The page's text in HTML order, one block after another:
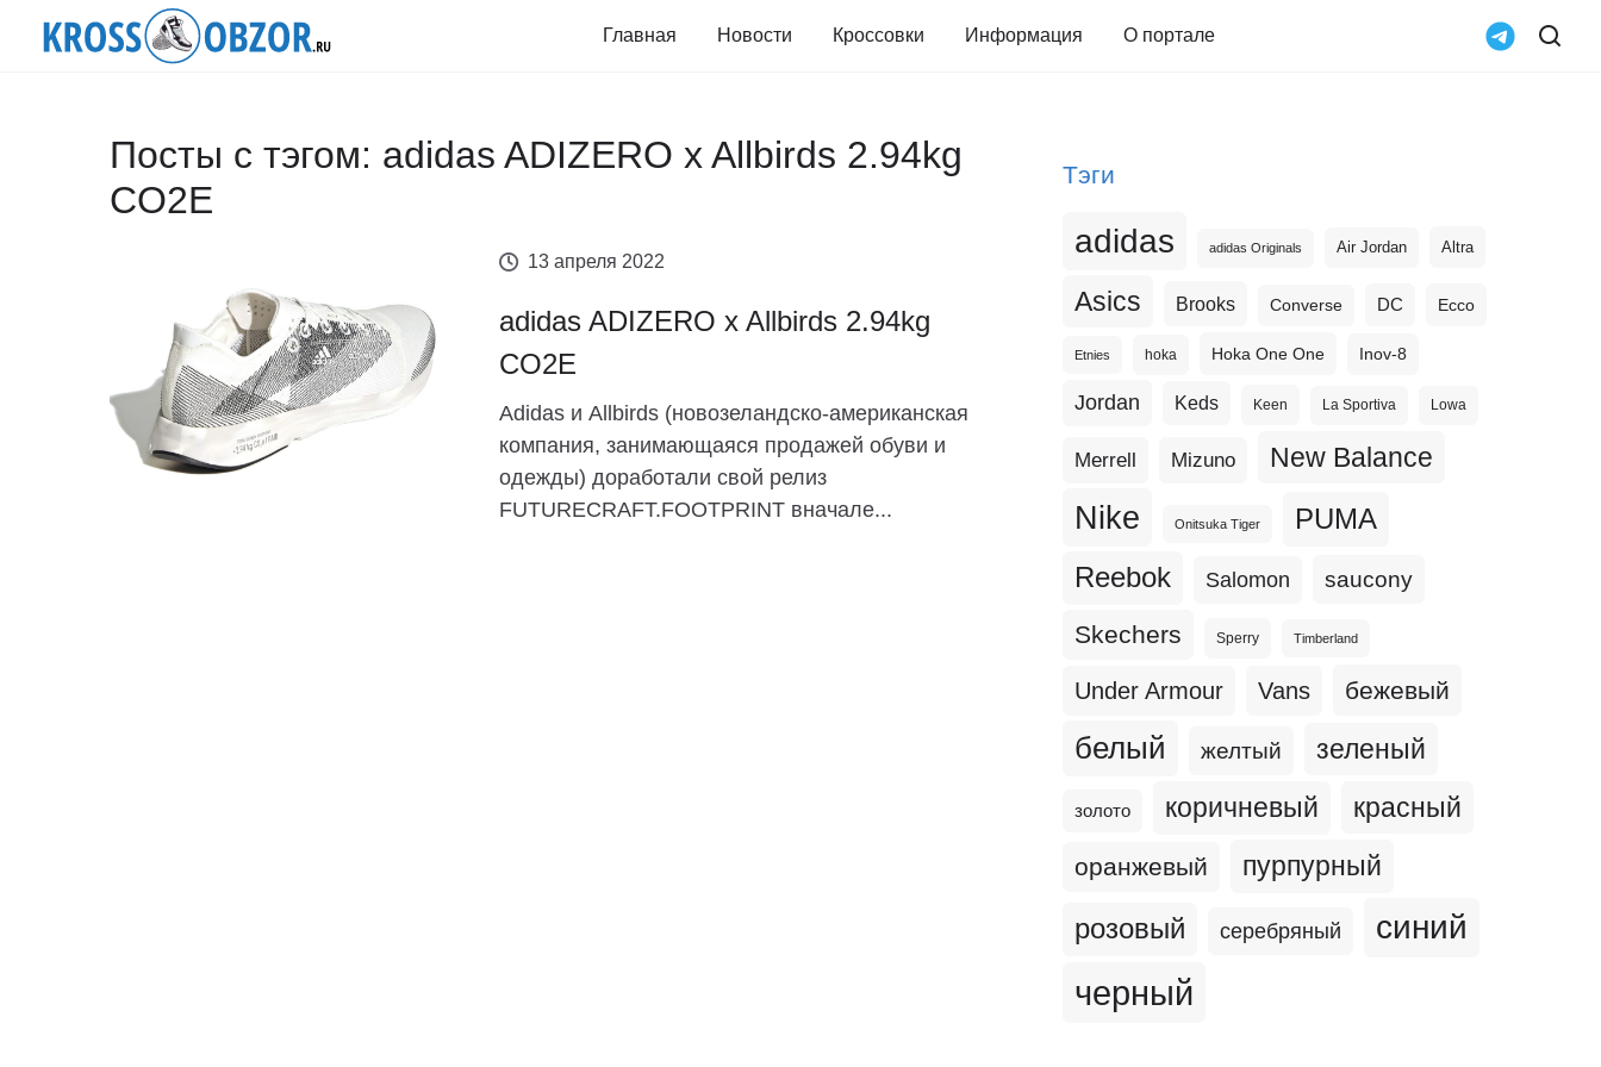
Главная Новости Кроссовки Информация О портале
Посты с тэгом: adidas ADIZERO x Allbirds 2.94kg
CO2E
13 апреля 2022
adidas ADIZERO x Allbirds 2.94kg
CO2E
Adidas и Allbirds (новозеландско-американская
компания, занимающаяся продажей обуви и
одежды) доработали свой релиз
FUTURECRAFT.FOOTPRINT вначале...
Тэги
adidas adidas Originals Air Jordan Altra
Asics Brooks Converse DC Ecco
Etnies hoka Hoka One One Inov-8
Jordan Keds Keen La Sportiva Lowa
Merrell Mizuno New Balance
Nike Onitsuka Tiger PUMA
Reebok Salomon saucony
Skechers Sperry Timberland
Under Armour Vans бежевый
белый желтый зеленый
золото коричневый красный
оранжевый пурпурный
розовый серебряный синий
черный